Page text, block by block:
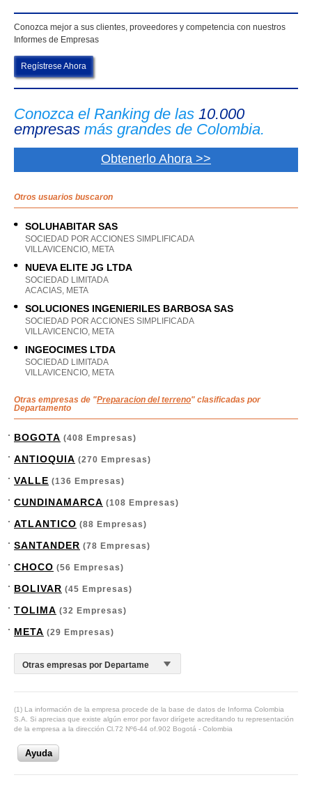
Conozca mejor a sus clientes, proveedores y competencia con nuestros
Informes de Empresas
Regístrese Ahora
Conozca el Ranking de las 10.000
empresas más grandes de Colombia.
Obtenerlo Ahora >>
Otros usuarios buscaron
SOLUHABITAR SAS
SOCIEDAD POR ACCIONES SIMPLIFICADA
VILLAVICENCIO, META
NUEVA ELITE JG LTDA
SOCIEDAD LIMITADA
ACACIAS, META
SOLUCIONES INGENIERILES BARBOSA SAS
SOCIEDAD POR ACCIONES SIMPLIFICADA
VILLAVICENCIO, META
INGEOCIMES LTDA
SOCIEDAD LIMITADA
VILLAVICENCIO, META
Otras empresas de "Preparacion del terreno" clasificadas por
Departamento
BOGOTA (408 Empresas)
ANTIOQUIA (270 Empresas)
VALLE (136 Empresas)
CUNDINAMARCA (108 Empresas)
ATLANTICO (88 Empresas)
SANTANDER (78 Empresas)
CHOCO (56 Empresas)
BOLIVAR (45 Empresas)
TOLIMA (32 Empresas)
META (29 Empresas)
(1) La información de la empresa procede de la base de datos de Informa Colombia
S.A. Si aprecias que existe algún error por favor dirígete acreditando tu representación
de la empresa a la dirección Cl.72 Nº6-44 of.902 Bogotá - Colombia
Ayuda